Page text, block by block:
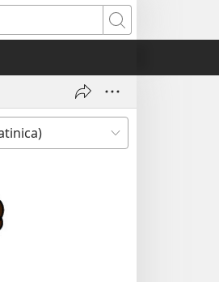
Pretraga